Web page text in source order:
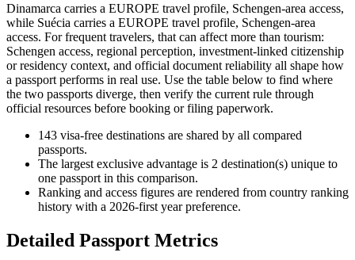
Dinamarca carries a EUROPE travel profile, Schengen-area access,
while Suécia carries a EUROPE travel profile, Schengen-area
access. For frequent travelers, that can affect more than tourism:
Schengen access, regional perception, investment-linked citizenship
or residency context, and official document reliability all shape how
a passport performs in real use. Use the table below to find where
the two passports diverge, then verify the current rule through
official resources before booking or filing paperwork.
143 visa-free destinations are shared by all compared
passports.
The largest exclusive advantage is 2 destination(s) unique to
one passport in this comparison.
Ranking and access figures are rendered from country ranking
history with a 2026-first year preference.
Detailed Passport Metrics